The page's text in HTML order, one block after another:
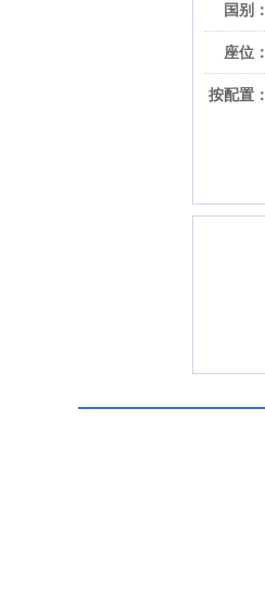
国别：
座位：
按配置：